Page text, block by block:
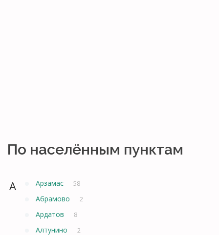
По населённым пунктам
А Арзамас 58
Абрамово 2
Ардатов 8
Алтунино 2